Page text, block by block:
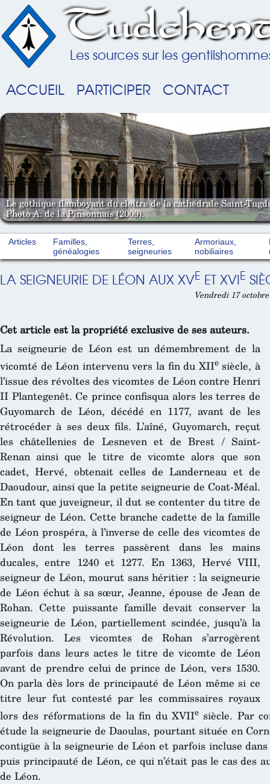
Les sources sur les
ACCUEIL PARTICIPER CONTACT
Le gothique flamboyant du cloître de la cathédrale Saint-
Photo A. de la Pinsonnais (2009).
Articles
Familles,
généalogies
Terres,
seigneuries
Armoriaux,
nobiliaires
LA SEIGNEURIE DE LÉON AUX XVE ET XVIE
Vendredi 17
Cet article est la propriété exclusive de ses auteurs.
La seigneurie de Léon est un démembrement de la
vicomté de Léon intervenu vers la fin du XIIesiècle, à
l’issue des révoltes des vicomtes de Léon contre Henri
II Plantegenêt. Ce prince confisqua alors les terres de
Guyomarch de Léon, décédé en 1177, avant de les
rétrocéder à ses deux fils. L’aîné, Guyomarch, reçut
les châtellenies de Lesneven et de Brest / Saint-
Renan ainsi que le titre de vicomte alors que son
cadet, Hervé, obtenait celles de Landerneau et de
Daoudour, ainsi que la petite seigneurie de Coat-Méal.
En tant que juveigneur, il dut se contenter du titre de
seigneur de Léon. Cette branche cadette de la famille
de Léon prospéra, à l’inverse de celle des vicomtes de
Léon dont les terres passèrent dans les mains
ducales, entre 1240 et 1277. En 1363, Hervé VIII,
seigneur de Léon, mourut sans héritier : la seigneurie
de Léon échut à sa sœur, Jeanne, épouse de Jean de
Rohan. Cette puissante famille devait conserver la
seigneurie de Léon, partiellement scindée, jusqu’à la
Révolution. Les vicomtes de Rohan s’arrogèrent
parfois dans leurs actes le titre de vicomte de Léon
avant de prendre celui de prince de Léon, vers 1530.
On parla dès lors de principauté de Léon même si ce
titre leur fut contesté par les commissaires royaux
lors des réformations de la fin du XVIIe siècle. Par
étude la seigneurie de Daoulas, pourtant située en
contigüe à la seigneurie de Léon et parfois incluse
puis principauté de Léon, ce qui n’était pas le cas des
de Léon.